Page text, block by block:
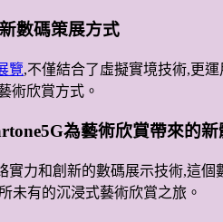
數碼策展方式
覽,不僅結合了虛擬實境技術,更
術欣賞方式。
為藝術欣賞帶來的新
實力和創新的數碼展示技術,這
未有的沉浸式藝術欣賞之旅。